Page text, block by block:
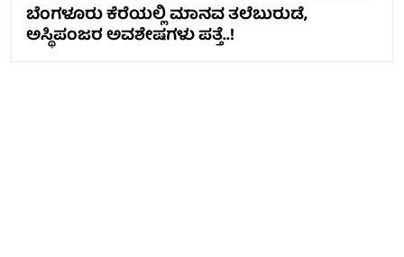
ಬೆಂಗಳೂರು ಕೆರೆಯಲ್ಲಿ ಮಾನವ ತಲೆಬುರುಡೆ,
ಅಸ್ಥಿಪಂಜರ ಅವಶೇಷಗಳು ಪತ್ತೆ..!